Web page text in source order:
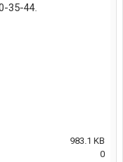
983.1 KB
0